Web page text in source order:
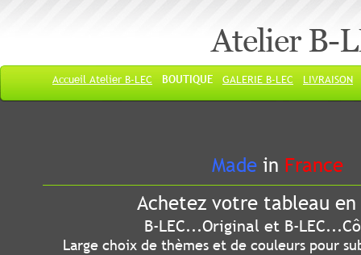
Atelier B-
Accueil Atelier B-LEC BOUTIQUE GALERIE B-LEC LIVRAISON
Made in France
Achetez votre tableau
B-LEC...Original et B-
Large choix de thèmes et de couleurs pour